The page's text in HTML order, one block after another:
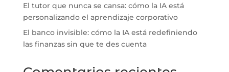
El tutor que nunca se cansa: cómo la IA está
personalizando el aprendizaje corporativo
El banco invisible: cómo la IA está redefiniendo
las finanzas sin que te des cuenta